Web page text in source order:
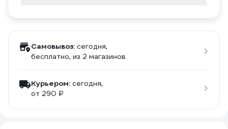
Самовывоз: сегодня,
бесплатно, из 2 магазинов
Курьером: сегодня,
от 290 ₽